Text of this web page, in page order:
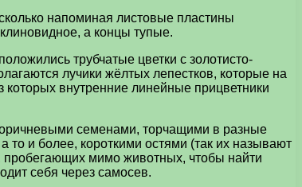
напоминая листовые пластины
а концы тупые.
трубчатые цветки с золотисто-
лучики жёлтых лепестков, которые на
которых внутренние линейные прицветники
семенами, торчащими в разные
то и более, короткими остями (так их называют
пробегающих мимо животных, чтобы найти
себя через самосев.